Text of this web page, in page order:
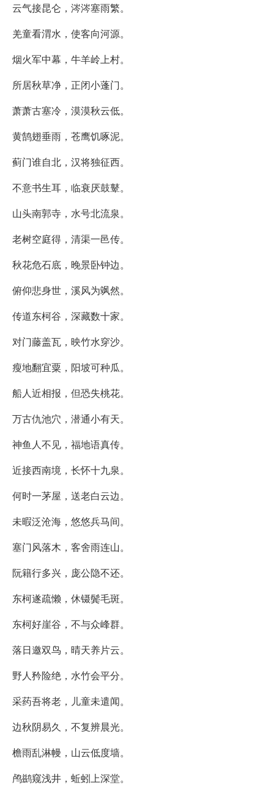
云气接昆仑，涔涔塞雨繁。
羌童看渭水，使客向河源。
烟火军中幕，牛羊岭上村。
所居秋草净，正闭小蓬门。
萧萧古塞冷，漠漠秋云低。
黄鹄翅垂雨，苍鹰饥啄泥。
蓟门谁自北，汉将独征西。
不意书生耳，临衰厌鼓鼙。
山头南郭寺，水号北流泉。
老树空庭得，清渠一邑传。
秋花危石底，晚景卧钟边。
俯仰悲身世，溪风为飒然。
传道东柯谷，深藏数十家。
对门藤盖瓦，映竹水穿沙。
瘦地翻宜粟，阳坡可种瓜。
船人近相报，但恐失桃花。
万古仇池穴，潜通小有天。
神鱼人不见，福地语真传。
近接西南境，长怀十九泉。
何时一茅屋，送老白云边。
未暇泛沧海，悠悠兵马间。
塞门风落木，客舍雨连山。
阮籍行多兴，庞公隐不还。
东柯遂疏懒，休镊鬓毛斑。
东柯好崖谷，不与众峰群。
落日邀双鸟，晴天养片云。
野人矜险绝，水竹会平分。
采药吾将老，儿童未遣闻。
边秋阴易久，不复辨晨光。
檐雨乱淋幔，山云低度墙。
鸬鹚窥浅井，蚯蚓上深堂。